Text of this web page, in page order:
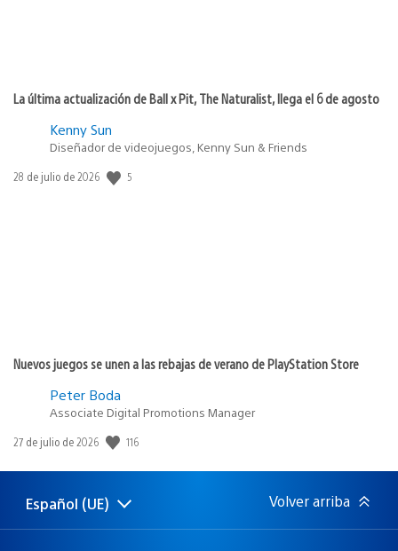
La última actualización de Ball x Pit, The Naturalist, llega el 6 de agosto
Kenny Sun
Diseñador de videojuegos, Kenny Sun & Friends
Fecha
28 de julio de 2026 5
Nuevos juegos se unen a las rebajas de verano de PlayStation Store
Peter Boda
Associate Digital Promotions Manager
Fecha
publicación:
27 de julio de 2026 116
Selecciona
Región
Español (UE) Volver arriba